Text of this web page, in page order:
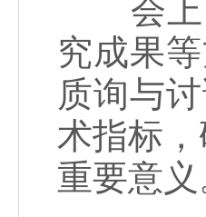
会上，
究成果
质询与
术指标
重要意义